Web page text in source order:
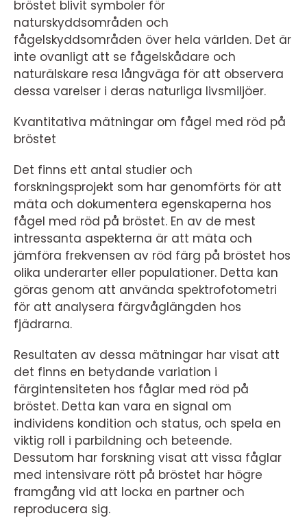
bröstet blivit symboler för
naturskyddsområden och
fågelskyddsområden över hela världen. Det är
inte ovanligt att se fågelskådare och
naturälskare resa långväga för att observera
dessa varelser i deras naturliga livsmiljöer.
Kvantitativa mätningar om fågel med röd på
bröstet
Det finns ett antal studier och
forskningsprojekt som har genomförts för att
mäta och dokumentera egenskaperna hos
fågel med röd på bröstet. En av de mest
intressanta aspekterna är att mäta och
jämföra frekvensen av röd färg på bröstet hos
olika underarter eller populationer. Detta kan
göras genom att använda spektrofotometri
för att analysera färgvåglängden hos
fjädrarna.
Resultaten av dessa mätningar har visat att
det finns en betydande variation i
färgintensiteten hos fåglar med röd på
bröstet. Detta kan vara en signal om
individens kondition och status, och spela en
viktig roll i parbildning och beteende.
Dessutom har forskning visat att vissa fåglar
med intensivare rött på bröstet har högre
framgång vid att locka en partner och
reproducera sig.